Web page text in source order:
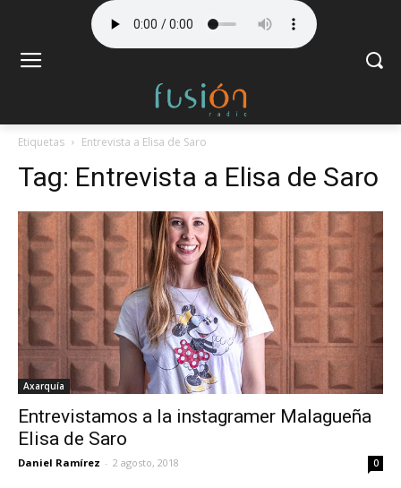
Etiquetas Entrevista a Elisa de Saro
Tag: Entrevista a Elisa de Saro
Axarquía
Entrevistamos a la instagramer Malagueña
Elisa de Saro
Daniel Ramírez - 2 agosto, 2018 0